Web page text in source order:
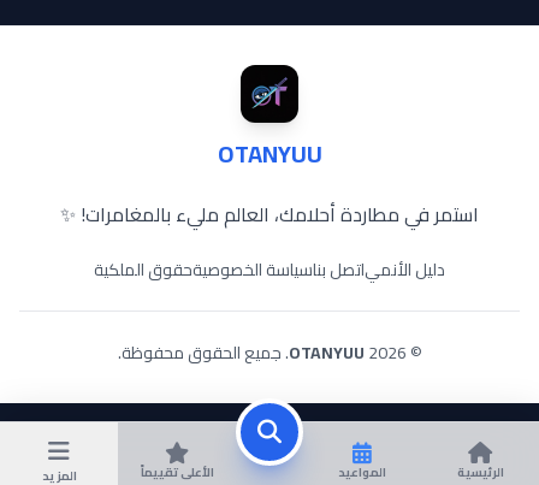
الرئيسية المواعيد الأعلى تقييماً المزيد
OTANYUU
استمر في مطاردة أحلامك، العالم مليء بالمغامرات! ✨
دليل الأنمياتصل بناسياسة الخصوصيةحقوق الملكية
© 2026
OTANYUU. جميع الحقوق محفوظة.